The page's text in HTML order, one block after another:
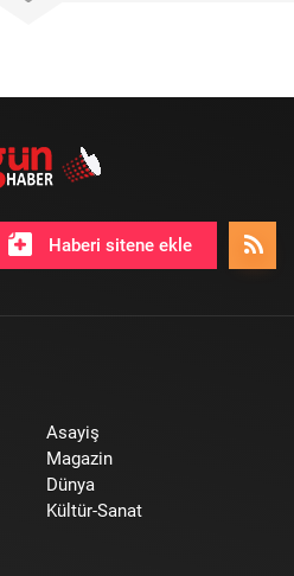
Haberi sitene ekle
Asayiş
Magazin
Dünya
Kültür-Sanat